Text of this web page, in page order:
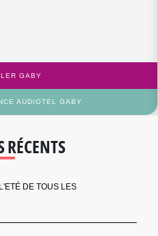
GABY
AUDIOTEL GABY
RÉCENTS
DE TOUS LES